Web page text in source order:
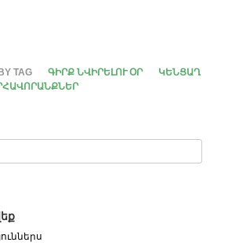
TAG ԳԻՐՔ ՆՎԻՐԵԼՈՒ ՕՐ
ԿԵՆՑԱՂ